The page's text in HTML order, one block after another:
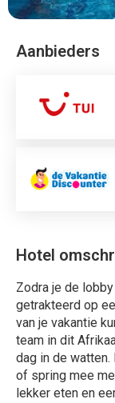
Hotel
Zodra je de
getrakteerd op
van je vakantie
team in dit
dag in de
of spring mee
lekker eten en
Aanbieders